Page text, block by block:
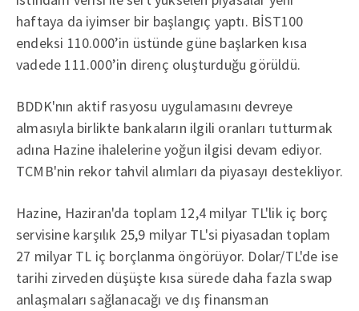
haftaya da iyimser bir başlangıç yaptı. BİST100
endeksi 110.000’in üstünde güne başlarken kısa
vadede 111.000’in direnç oluşturduğu görüldü.
BDDK'nın aktif rasyosu uygulamasını devreye
almasıyla birlikte bankaların ilgili oranları tutturmak
adına Hazine ihalelerine yoğun ilgisi devam ediyor.
TCMB'nin rekor tahvil alımları da piyasayı destekliyor.
Hazine, Haziran'da toplam 12,4 milyar TL'lik iç borç
servisine karşılık 25,9 milyar TL'si piyasadan toplam
27 milyar TL iç borçlanma öngörüyor. Dolar/TL'de ise
tarihi zirveden düşüşte kısa sürede daha fazla swap
anlaşmaları sağlanacağı ve dış finansman